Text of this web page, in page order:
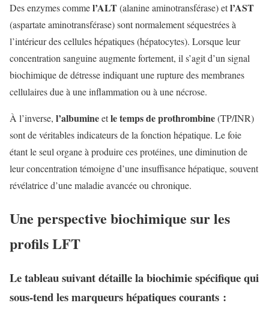
Des enzymes commel’ALT(alanine aminotransférase) etl’AST
(aspartate aminotransférase) sont normalement séquestrées à
l’intérieur des cellules hépatiques (hépatocytes). Lorsque leur
concentration sanguine augmente fortement, il s’agit d’un signal
biochimique de détresse indiquant une rupture des membranes
cellulaires due à une inflammation ou à une nécrose.
À l’inverse, l’albumineetle temps de prothrombine(TP/INR)
sont de véritables indicateurs de la fonction hépatique. Le foie
étant le seul organe à produire ces protéines, une diminution de
leur concentration témoigne d’une insuffisance hépatique, souvent
révélatrice d’une maladie avancée ou chronique.
Une perspective biochimique sur les
profils LFT
Le tableau suivant détaille la biochimie spécifique qui
sous-tend les marqueurs hépatiques courants :